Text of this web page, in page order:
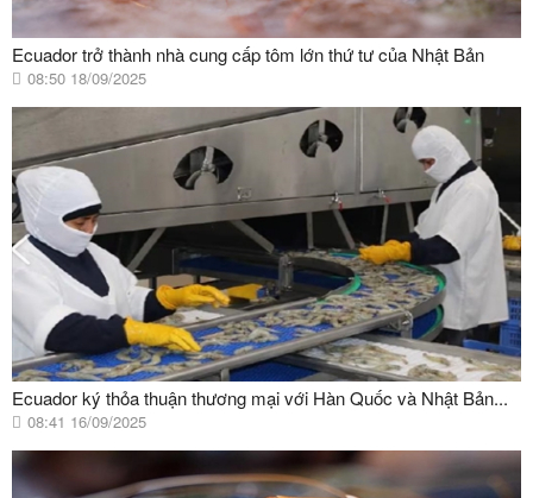
Ecuador trở thành nhà cung cấp tôm lớn thứ tư của Nhật Bản
08:50 18/09/2025
Ecuador ký thỏa thuận thương mại với Hàn Quốc và Nhật Bản...
08:41 16/09/2025